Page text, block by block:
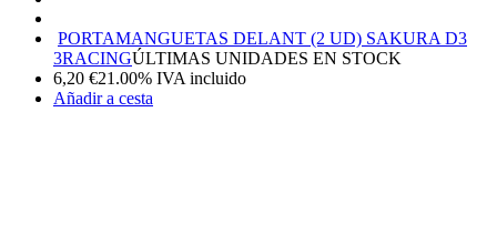
PORTAMANGUETAS DELANT (2 UD) SAKURA D3
3RACINGÚLTIMAS UNIDADES EN STOCK
6,20 €21.00% IVA incluido
Añadir a cesta